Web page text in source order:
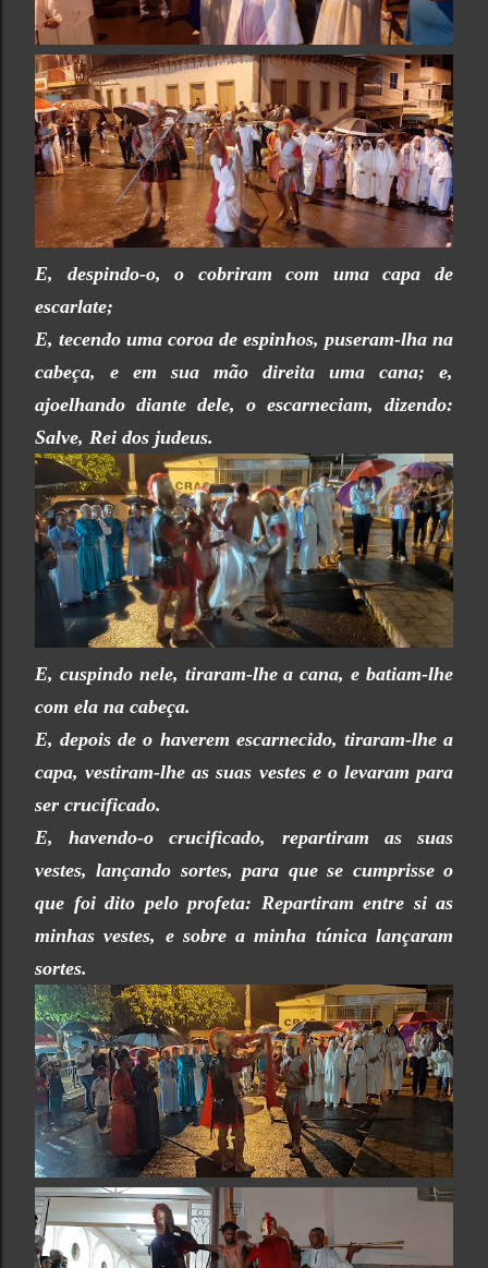
E, despindo-o, o cobriram com uma capa de
escarlate;
E, tecendo uma coroa de espinhos, puseram-lha na
cabeça, e em sua mão direita uma cana; e,
ajoelhando diante dele, o escarneciam, dizendo:
Salve, Rei dos judeus.
E, cuspindo nele, tiraram-lhe a cana, e batiam-lhe
com ela na cabeça.
E, depois de o haverem escarnecido, tiraram-lhe a
capa, vestiram-lhe as suas vestes e o levaram para
ser crucificado.
E, havendo-o crucificado, repartiram as suas
vestes, lançando sortes, para que se cumprisse o
que foi dito pelo profeta: Repartiram entre si as
minhas vestes, e sobre a minha túnica lançaram
sortes.